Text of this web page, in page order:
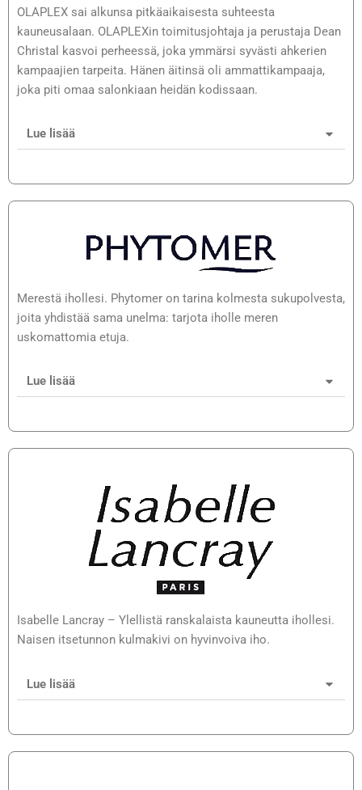
OLAPLEX sai alkunsa pitkäaikaisesta suhteesta
kauneusalaan. OLAPLEXin toimitusjohtaja ja perustaja Dean
Christal kasvoi perheessä, joka ymmärsi syvästi ahkerien
kampaajien tarpeita. Hänen äitinsä oli ammattikampaaja,
joka piti omaa salonkiaan heidän kodissaan.
Lue lisää
Merestä ihollesi. Phytomer on tarina kolmesta sukupolvesta,
joita yhdistää sama unelma: tarjota iholle meren
uskomattomia etuja.
Lue lisää
Isabelle Lancray – Ylellistä ranskalaista kauneutta ihollesi.
Naisen itsetunnon kulmakivi on hyvinvoiva iho.
Lue lisää